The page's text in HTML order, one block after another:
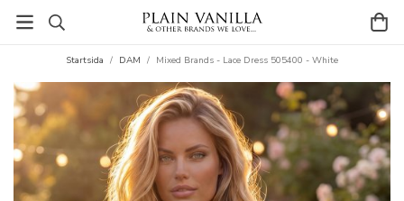
Startsida / DAM / Mixed Brands - Lace Dress 505400 - White